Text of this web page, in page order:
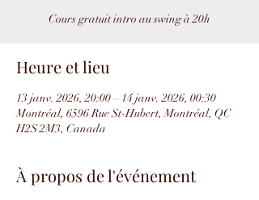
Cours gratuit intro au swing à 20h
Heure et lieu
13 janv. 2026, 20:00 – 14 janv. 2026, 00:30
Montréal, 6596 Rue St-Hubert, Montréal, QC
H2S 2M3, Canada
À propos de l'événement